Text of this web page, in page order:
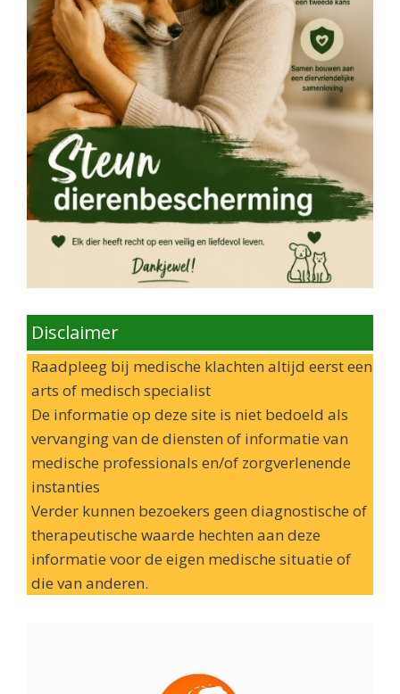
Disclaimer
Raadpleeg bij medische klachten altijd eerst een
arts of medisch specialist
De informatie op deze site is niet bedoeld als
vervanging van de diensten of informatie van
medische professionals en/of zorgverlenende
instanties
Verder kunnen bezoekers geen diagnostische of
therapeutische waarde hechten aan deze
informatie voor de eigen medische situatie of
die van anderen.